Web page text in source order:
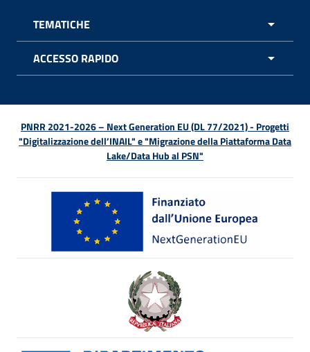
TEMATICHE
ACCESSO RAPIDO
PNRR 2021-2026 – Next Generation EU (DL 77/2021) - Progetti
"Digitalizzazione dell’INAIL" e "Migrazione della Piattaforma Data
Lake/Data Hub al PSN"